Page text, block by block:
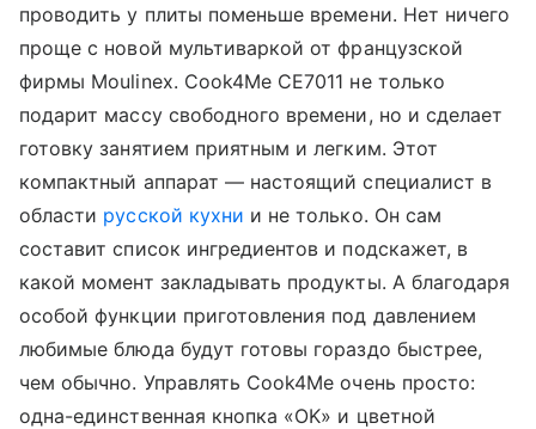
проводить у плиты поменьше времени. Нет ничего
проще с новой мультиваркой от французской
фирмы Moulinex. Cook4Me CE7011 не только
подарит массу свободного времени, но и сделает
готовку занятием приятным и легким. Этот
компактный аппарат — настоящий специалист в
области русской кухни и не только. Он сам
составит список ингредиентов и подскажет, в
какой момент закладывать продукты. А благодаря
особой функции приготовления под давлением
любимые блюда будут готовы гораздо быстрее,
чем обычно. Управлять Cook4Me очень просто:
одна-единственная кнопка «OK» и цветной